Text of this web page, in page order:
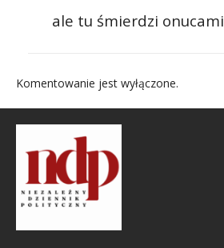
ale tu śmierdzi onucami
Komentowanie jest wyłączone.